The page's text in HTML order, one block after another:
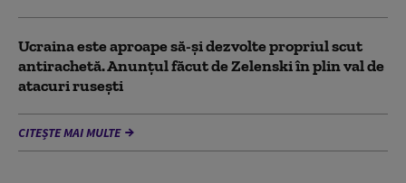
Ucraina este aproape să-și dezvolte propriul scut
antirachetă. Anunțul făcut de Zelenski în plin val de
atacuri rusești
CITEȘTE MAI MULTE